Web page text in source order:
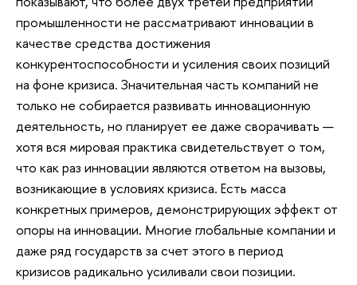
промышленности не рассматривают инновации в
качестве средства достижения
конкурентоспособности и усиления своих позиций
на фоне кризиса. Значительная часть компаний не
только не собирается развивать инновационную
деятельность, но планирует ее даже сворачивать —
хотя вся мировая практика свидетельствует о том,
что как раз инновации являются ответом на вызовы,
возникающие в условиях кризиса. Есть масса
конкретных примеров, демонстрирующих эффект от
опоры на инновации. Многие глобальные компании и
даже ряд государств за счет этого в период
кризисов радикально усиливали свои позиции.